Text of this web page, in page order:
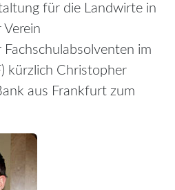
für die Landwirte in
Verein
Fachschulabsolventen im
kürzlich Christopher
aus Frankfurt zum